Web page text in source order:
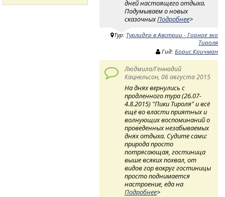
дней настоящего отдыха.
Подумываем о новых
сказочныхПодробнее>
Тур: Турлидер в Австрии - Горное эхо
Тироля
Гид:Борис Кричман
Людмила/Геннадий
Кацнельсон, 06 августа 2015
На днях вернулись с
продленного тура (26.07-
4.8.2015) "Пики Тироля" и всё
ещё во власти приятных и
волнующих воспоминаний о
проведенных незабываемых
днях отдыха. Судите сами:
природа просто
потрясающая, гостиница
выше всяких похвал, от
видов гор вокруг гостиницы
просто поднимается
настроение, еда на
Подробнее>